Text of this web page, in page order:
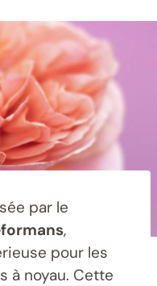
par le
,
pour les
à noyau. Cette